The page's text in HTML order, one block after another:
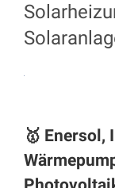
🥇 Enersol,